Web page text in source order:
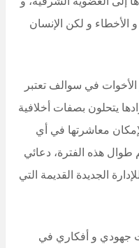
الأخطاء و لكن الإنسان
في سوالف تعتبر
يتحلون بصفات أخلافية
معاشرتها في أي
هذه الفترة، دعائي
الجديدة القديمة التي
جهودي و أفكاري في